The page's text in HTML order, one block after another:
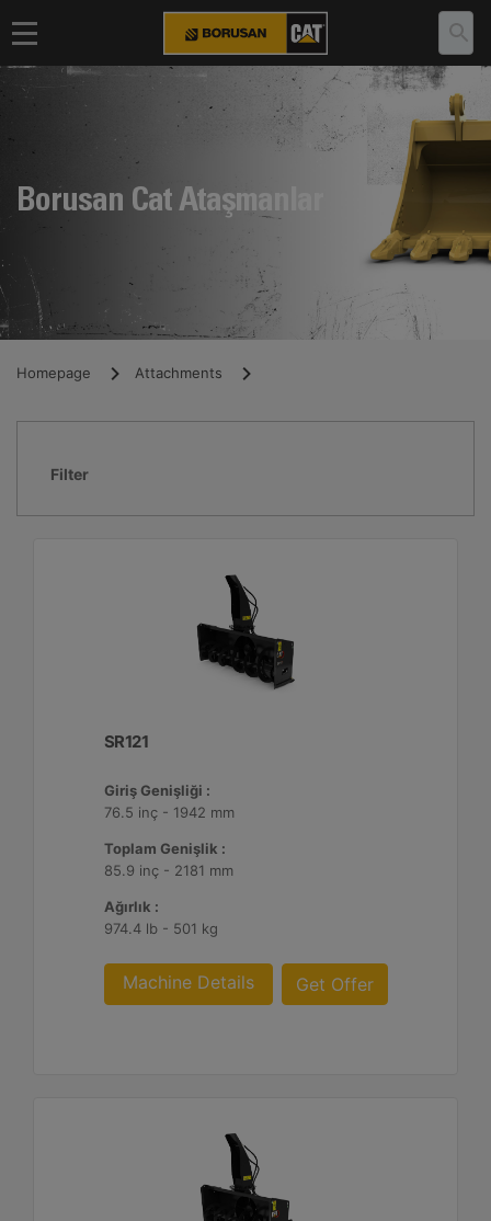
Borusan Cat Ataşmanlar
Homepage Attachments
Filter
SR121
Giriş Genişliği :
76.5 inç - 1942 mm
Toplam Genişlik :
85.9 inç - 2181 mm
Ağırlık :
974.4 lb - 501 kg
Machine Details Get Offer